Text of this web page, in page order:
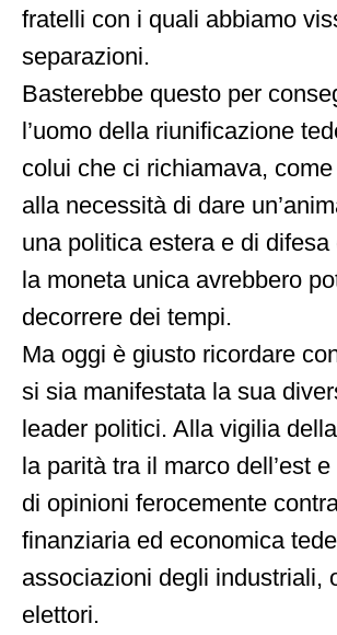
fratelli con i quali abbiamo
separazioni.
Basterebbe questo per
l’uomo della riunificazione
colui che ci richiamava,
alla necessità di dare
una politica estera e di
la moneta unica avrebbero
decorrere dei tempi.
Ma oggi è giusto ricordare
si sia manifestata la sua
leader politici. Alla vigilia
la parità tra il marco dell’est
di opinioni ferocemente
finanziaria ed economica
associazioni degli industriali,
elettori.